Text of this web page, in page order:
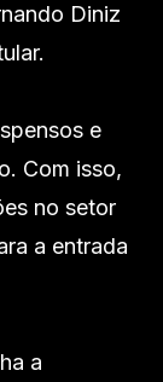
Diniz
e
Com isso,
no setor
a entrada
a